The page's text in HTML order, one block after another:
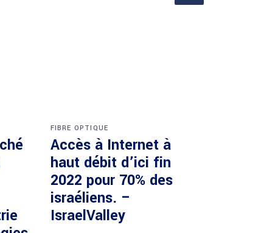
FIBRE OPTIQUE
Accès à Internet à
haut débit d’ici fin
2022 pour 70% des
israéliens. –
IsraelValley